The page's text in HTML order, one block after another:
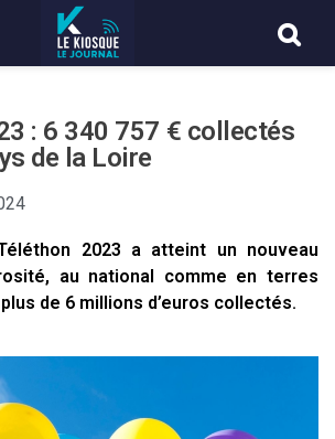
: 6 340 757 € collectés
de la Loire
2023 a atteint un nouveau
au national comme en terres
de 6 millions d’euros collectés.